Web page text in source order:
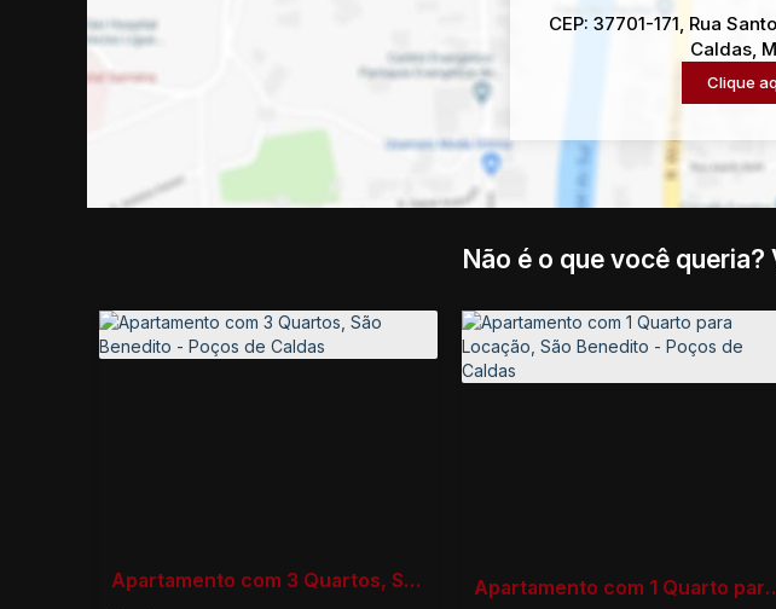
CEP: 37701-171 Rua
Caldas
Clique
Não é o que você
Apartamento com 3 Quartos, São Benedito - Poços de Caldas Apartamento com 1 Quarto